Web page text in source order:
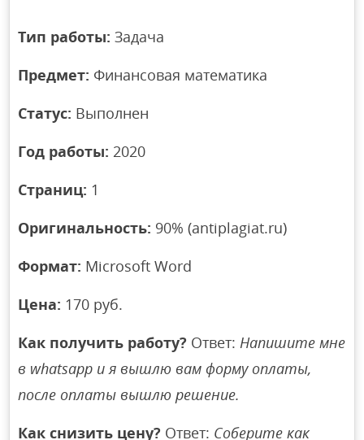
Тип работы: Задача
Предмет: Финансовая математика
Статус: Выполнен
Год работы: 2020
Страниц: 1
Оригинальность: 90% (antiplagiat.ru)
Формат: Microsoft Word
Цена: 170 руб.
Как получить работу? Ответ: Напишите мне
в whatsapp и я вышлю вам форму оплаты,
после оплаты вышлю решение.
Как снизить цену? Ответ: Соберите как